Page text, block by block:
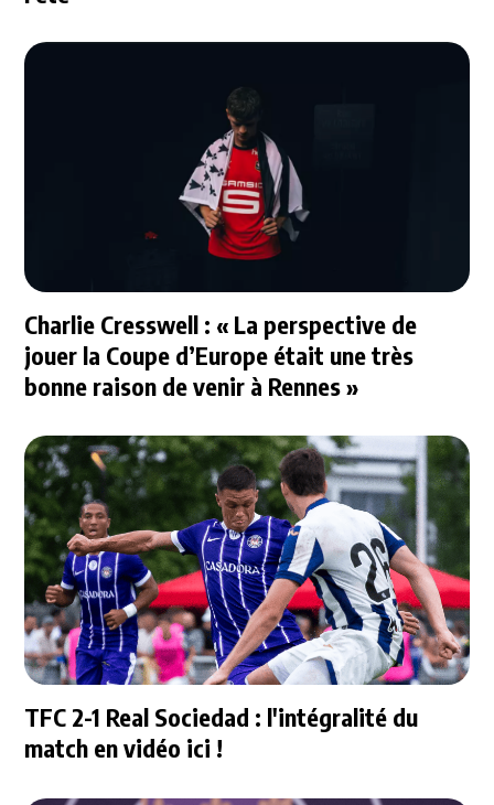
Charlie Cresswell : « La perspective de
jouer la Coupe d’Europe était une très
bonne raison de venir à Rennes »
TFC 2-1 Real Sociedad : l'intégralité du
match en vidéo ici !